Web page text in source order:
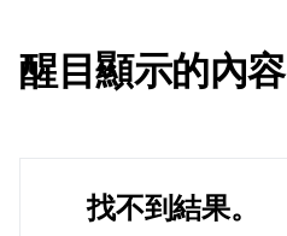
醒目顯示的內容
找不到結果。